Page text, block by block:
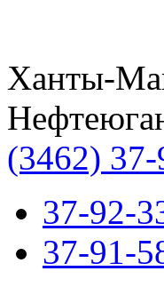
Ханты-
(3462)
37-92-
37-91-